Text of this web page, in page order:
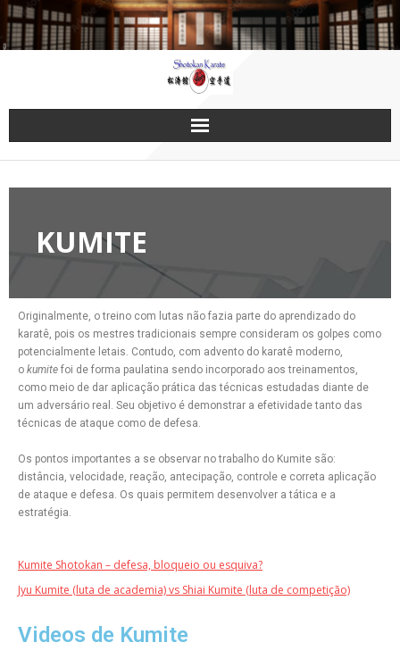
KUMITE
Originalmente, o treino com lutas não fazia parte do aprendizado do
karatê, pois os mestres tradicionais sempre consideram os golpes como
potencialmente letais. Contudo, com advento do karatê moderno,
o kumite foi de forma paulatina sendo incorporado aos treinamentos,
como meio de dar aplicação prática das técnicas estudadas diante de
um adversário real. Seu objetivo é demonstrar a efetividade tanto das
técnicas de ataque como de defesa.
Os pontos importantes a se observar no trabalho do Kumite são:
distância, velocidade, reação, antecipação, controle e correta aplicação
de ataque e defesa. Os quais permitem desenvolver a tática e a
estratégia.
Kumite Shotokan – defesa, bloqueio ou esquiva?
Jyu Kumite (luta de academia) vs Shiai Kumite (luta de competição)
Videos de Kumite